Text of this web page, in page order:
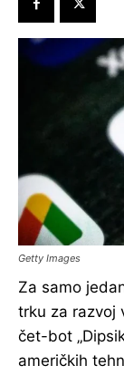
Getty Images
Za samo
trku za razvoj
čet-bot
američkih